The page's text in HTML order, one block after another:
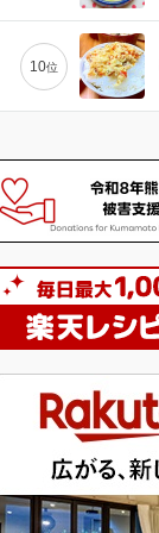
10位